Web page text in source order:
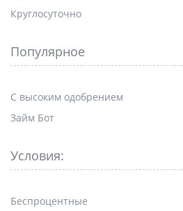
Круглосуточно
Популярное
С высоким одобрением
Займ Бот
Условия:
Беспроцентные